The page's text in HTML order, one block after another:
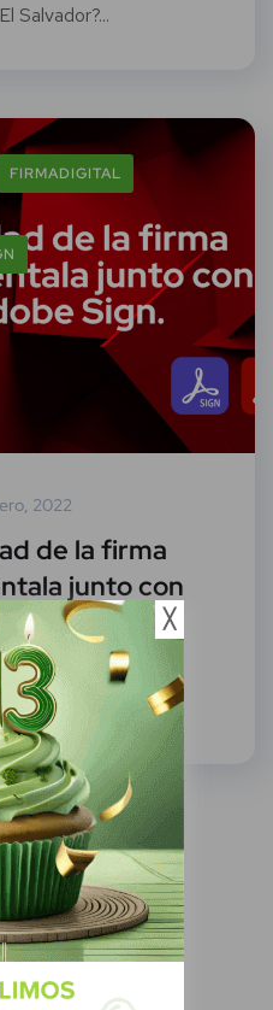
Salvador?...
FIRMADIGITAL
2022
de la firma
junto con
Sign
digital e
Know y...
╳